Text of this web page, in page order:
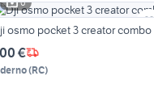
osmo pocket 3 creator combo
€
(RC)